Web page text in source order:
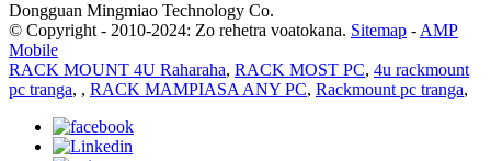
Dongguan Mingmiao Technology Co.
© Copyright - 2010-2024: Zo rehetra voatokana. Sitemap -AMP
Mobile
RACK MOUNT 4U Raharaha, RACK MOST PC, 4u rackmount
pc tranga, , RACK MAMPIASA ANY PC, Rackmount pc tranga,